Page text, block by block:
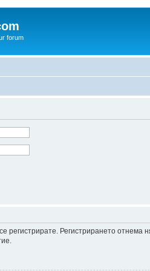
forum
регистрирате. Регистрирането